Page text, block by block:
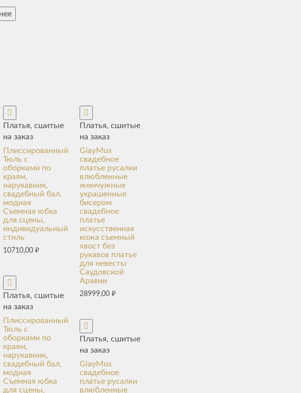
Платья, сшитые
на заказ
Плиссированный
Тюль с
оборками по
краям,
нарукавник,
свадебный бал,
модная
Съемная юбка
для сцены,
индивидуальный
стиль
10710,00₽
Платья, сшитые
на заказ
Плиссированный
Тюль с
оборками по
краям,
нарукавник,
свадебный бал,
модная
Съемная юбка
для сцены,
Платья, сшитые
на заказ
GiayMus
свадебное
платье русалки
влюбленные
жемчужные
украшенные
бисером
свадебное
платье
искусственная
кожа съемный
хвост без
рукавов платье
для невесты
Саудовской
Аравии
28999,00 ₽
Платья, сшитые
на заказ
GiayMus
свадебное
платье русалки
влюбленные